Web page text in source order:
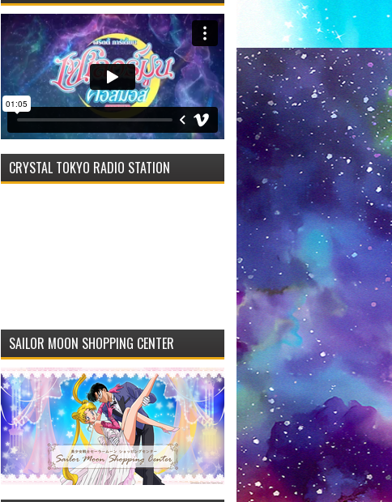
CRYSTAL TOKYO RADIO STATION
SAILOR MOON SHOPPING CENTER